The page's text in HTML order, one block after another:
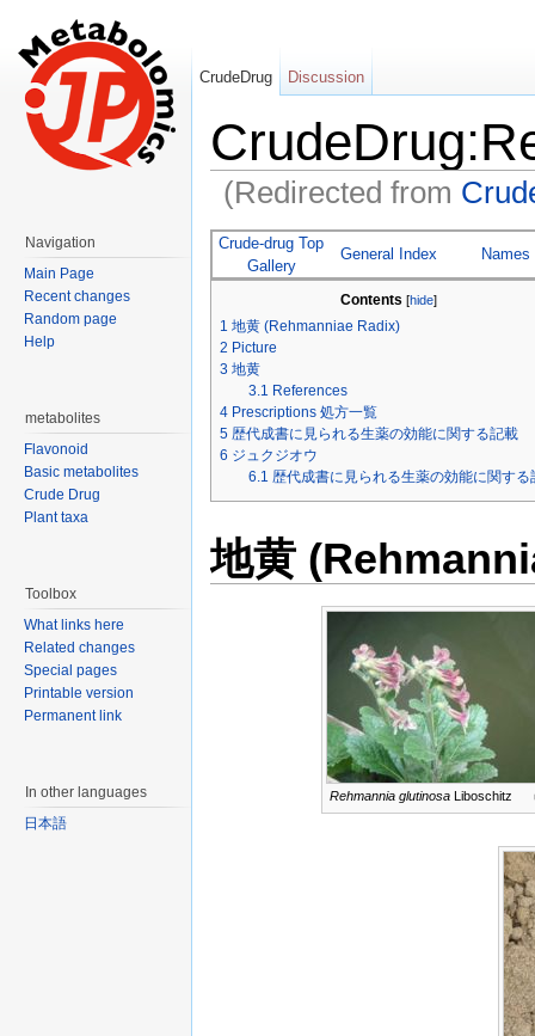
(Redirected from
Crude-drug Top
Gallery
General Index Names
Contents [hide]
1 地黄 (Rehmanniae Radix)
2 Picture
3 地黄
3.1 References
4 Prescriptions 処方一覧
5 歴代成書に見られる生薬の効能に関する記載
6 ジュクジオウ
6.1 歴代成書に見られる生薬の効能に関する
地黄
Rehmannia glutinosa Liboschitz
CrudeDrug Discussion
Navigation
Main Page
Recent changes
Random page
Help
metabolites
Flavonoid
Basic metabolites
Crude Drug
Plant taxa
Toolbox
What links here
Related changes
Special pages
Printable version
Permanent link
In other languages
日本語